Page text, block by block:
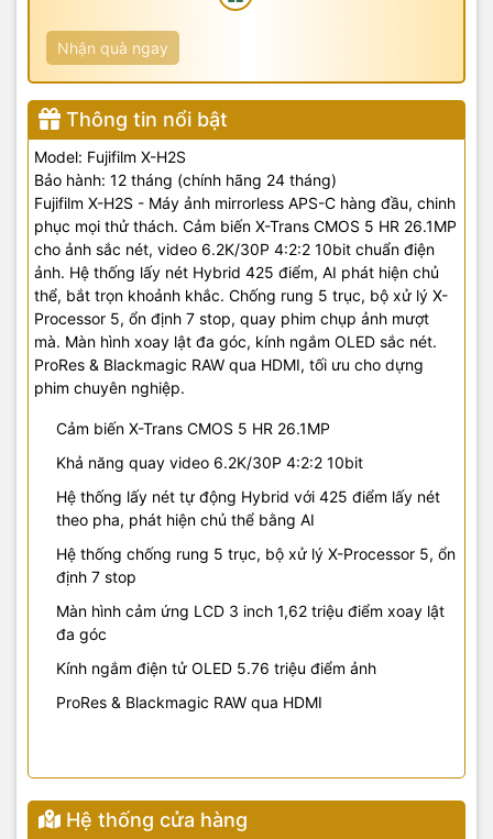
Nhận quà ngay
Thông tin nổi bật
Model: Fujifilm X-H2S
Bảo hành: 12 tháng (chính hãng 24 tháng)
Fujifilm X-H2S - Máy ảnh mirrorless APS-C hàng đầu, chinh
phục mọi thử thách. Cảm biến X-Trans CMOS 5 HR 26.1MP
cho ảnh sắc nét, video 6.2K/30P 4:2:2 10bit chuẩn điện
ảnh. Hệ thống lấy nét Hybrid 425 điểm, AI phát hiện chủ
thể, bắt trọn khoảnh khắc. Chống rung 5 trục, bộ xử lý X-
Processor 5, ổn định 7 stop, quay phim chụp ảnh mượt
mà. Màn hình xoay lật đa góc, kính ngắm OLED sắc nét.
ProRes & Blackmagic RAW qua HDMI, tối ưu cho dựng
phim chuyên nghiệp.
Cảm biến X-Trans CMOS 5 HR 26.1MP
Khả năng quay video 6.2K/30P 4:2:2 10bit
Hệ thống lấy nét tự động Hybrid với 425 điểm lấy nét
theo pha, phát hiện chủ thể bằng AI
Hệ thống chống rung 5 trục, bộ xử lý X-Processor 5, ổn
định 7 stop
Màn hình cảm ứng LCD 3 inch 1,62 triệu điểm xoay lật
đa góc
Kính ngắm điện tử OLED 5.76 triệu điểm ảnh
ProRes & Blackmagic RAW qua HDMI
Hệ thống cửa hàng